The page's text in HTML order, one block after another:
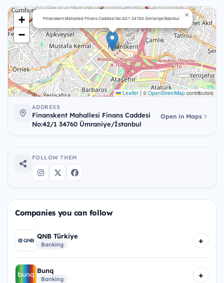
Finanskent Mahallesi Finans Caddesi No:42/1 34760 Ümraniye/İstanbul ×
+
−
Leaflet | © OpenStreetMap contributors
ADDRESS
Finanskent Mahallesi Finans Caddesi
No:42/1 34760 Ümraniye/İstanbul
Open in Maps
FOLLOW THEM
Companies you can follow
QNB Türkiye
Banking +
Bunq
Banking +